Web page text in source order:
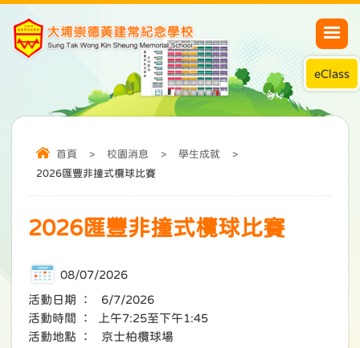
eClass
首頁 > 校園消息 > 學生成就
>
2026匯豐非撞式欖球比賽
2026匯豐非撞式欖球比賽
08/07/2026
活動日期 ： 6/7/2026
活動時間 ： 上午7:25至下午1:45
活動地點 ： 京士柏欖球場